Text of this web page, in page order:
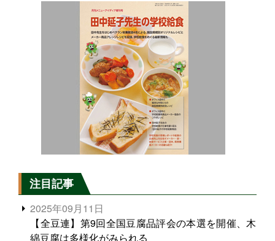
注目記事
2025年09月11日
【全豆連】第9回全国豆腐品評会の本選を開催、木
綿豆腐は多様化がみられる